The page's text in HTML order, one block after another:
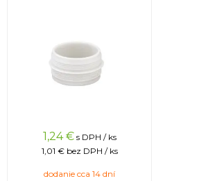
1,24 € s DPH / ks
1,01 € bez DPH / ks
dodanie cca 14 dní